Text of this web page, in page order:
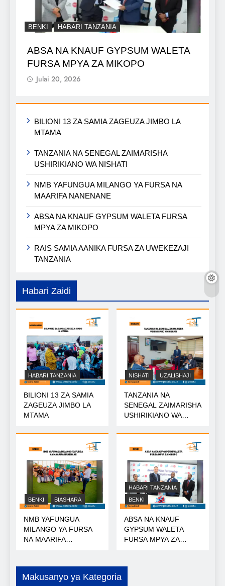
BENKI HABARI TANZANIA
ABSA NA KNAUF GYPSUM WALETA
FURSA MPYA ZA MIKOPO
Julai 20, 2026
BILIONI 13 ZA SAMIA ZAGEUZA JIMBO LA
MTAMA
TANZANIA NA SENEGAL ZAIMARISHA
USHIRIKIANO WA NISHATI
NMB YAFUNGUA MILANGO YA FURSA NA
MAARIFA NANENANE
ABSA NA KNAUF GYPSUM WALETA FURSA
MPYA ZA MIKOPO
RAIS SAMIA AANIKA FURSA ZA UWEKEZAJI
TANZANIA
Habari Zaidi
HABARI TANZANIA
BILIONI 13 ZA SAMIA
ZAGEUZA JIMBO LA
MTAMA
NISHATI UZALISHAJI
TANZANIA NA
SENEGAL ZAIMARISHA
USHIRIKIANO WA
BENKI BIASHARA
NMB YAFUNGUA
MILANGO YA FURSA
NA MAARIFA
HABARI TANZANIA
BENKI
ABSA NA KNAUF
GYPSUM WALETA
FURSA MPYA ZA
Makusanyo ya Kategoria